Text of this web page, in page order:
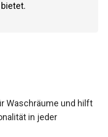
Waschräume und hilft
in jeder